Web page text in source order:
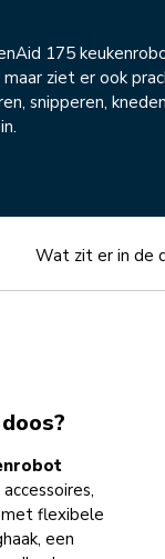
175
ziet er ook
snipperen,
Wat zit er in de
flexibele
een